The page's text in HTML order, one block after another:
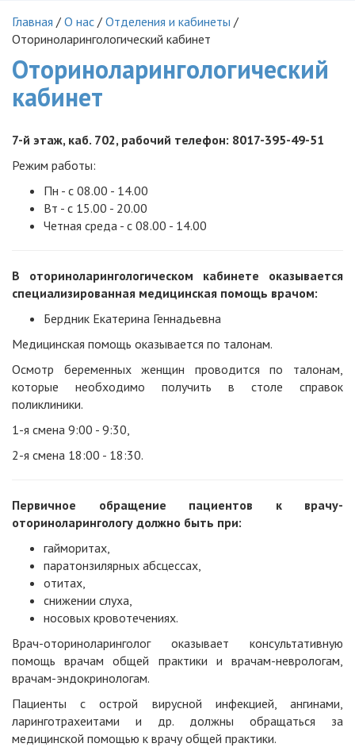
Главная / О нас / Отделения и кабинеты /
Оториноларингологический кабинет
Оториноларингологический
кабинет
7-й этаж, каб. 702, рабочий телефон: 8017-395-49-51
Режим работы:
Пн - с 08.00 - 14.00
Вт - с 15.00 - 20.00
Четная среда - с 08.00 - 14.00
В оториноларингологическом кабинете оказывается
специализированная медицинская помощь врачом:
Бердник Екатерина Геннадьевна
Медицинская помощь оказывается по талонам.
Осмотр беременных женщин проводится по талонам,
которые необходимо получить в столе справок
поликлиники.
1-я смена 9:00 - 9:30,
2-я смена 18:00 - 18:30.
Первичное обращение пациентов к врачу-
оториноларингологу должно быть при:
гайморитах,
паратонзилярных абсцессах,
отитах,
снижении слуха,
носовых кровотечениях.
Врач-оториноларинголог оказывает консультативную
помощь врачам общей практики и врачам-неврологам,
врачам-эндокринологам.
Пациенты с острой вирусной инфекцией, ангинами,
ларинготрахеитами и др. должны обращаться за
медицинской помощью к врачу общей практики.